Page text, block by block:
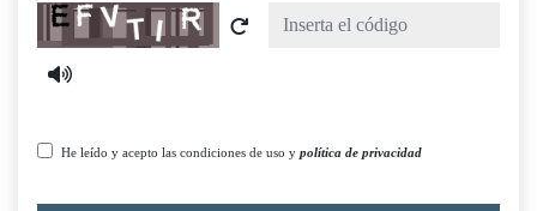
Captcha
He leído y acepto las condiciones de uso y política de privacidad